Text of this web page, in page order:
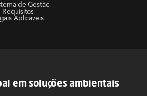
de Gestão
Requisitos
Aplicáveis
em soluções ambientais